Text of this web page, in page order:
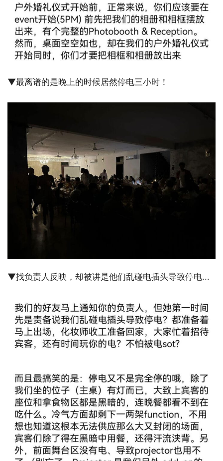
▼最离谱的是晚上的时候居然停电三小时！
▼找负责人反映，却被讲是他们乱碰电插头导致停电...